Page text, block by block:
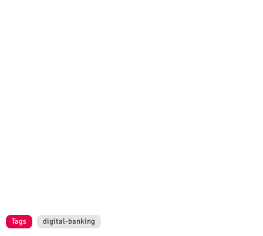
Tags digital-banking